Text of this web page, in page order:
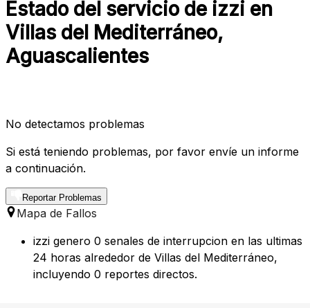
Estado del servicio de izzi en
Villas del Mediterráneo,
Aguascalientes
No detectamos problemas
Si está teniendo problemas, por favor envíe un informe
a continuación.
Reportar Problemas
Mapa de Fallos
izzi genero 0 senales de interrupcion en las ultimas
24 horas alrededor de Villas del Mediterráneo,
incluyendo 0 reportes directos.